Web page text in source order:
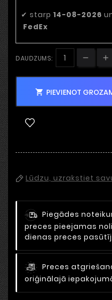
✔ starp 14-08-2026
FedEx
DAUDZUMS:
 PIEVIENOT
Lūdzu, uzrakstiet
Piegādes
preces pieejamas
dienas preces
Preces
oriģinālajā